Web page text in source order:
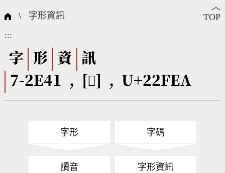
國際字碼相關組織
筆畫查詢
筆順序查詢
CNS查詢 Unicode查詢
全字庫授權 轉碼Web Service
個人電腦造字處理工具
字形下載
問題集
熱門查詢統計
︿
TOP
\ 字形資訊
:::
字 形 資
訊
7-2E41 , [𢿪] , U+22FEA
字形 字碼
讀音 字形資訊